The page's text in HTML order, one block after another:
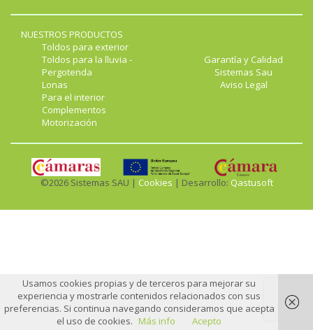
NUESTROS PRODUCTOS
Toldos para exterior
Toldos para la lluvia -
Pergotenda
Lonas
Para el interior
Complementos
Motorización
Garantía y Calidad
Sistemas Sau
Aviso Legal
©2026 Sistemas SAU | Cookies | Desarrollo: Qastusoft
Usamos cookies propias y de terceros para mejorar su
experiencia y mostrarle contenidos relacionados con sus
preferencias. Si continua navegando consideramos que acepta
el uso de cookies. Más info Acepto